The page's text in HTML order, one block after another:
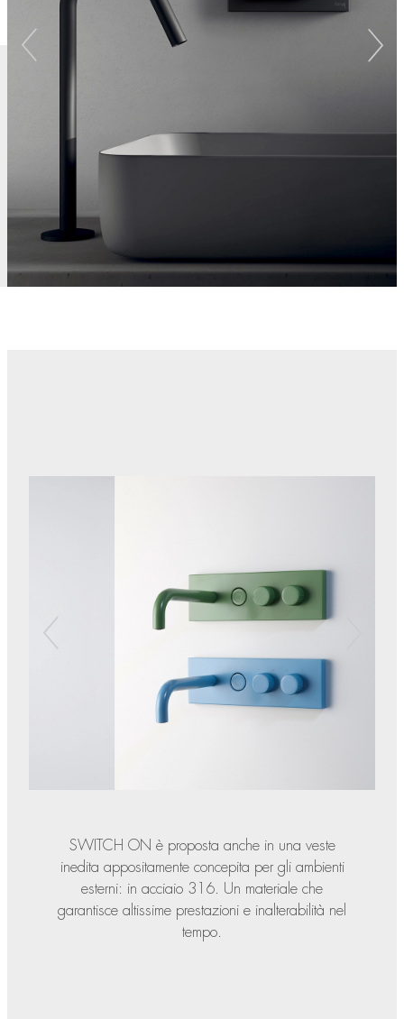
SWITCH ON è proposta anche in una veste
inedita appositamente concepita per gli ambienti
esterni: in acciaio 316. Un materiale che
garantisce altissime prestazioni e inalterabilità nel
tempo.